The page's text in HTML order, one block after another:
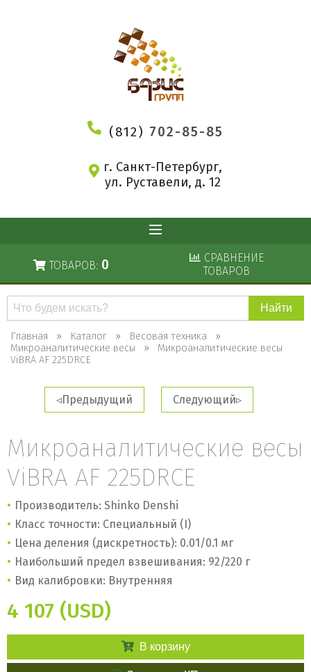
(812) 702-85-85
г. Санкт-Петербург,
ул. Руставели, д. 12
ТОВАРОВ: 0
СРАВНЕНИЕ
ТОВАРОВ
Поиск
каталогу
Главная Каталог
Весовая техника
Микроаналитические весы
Микроаналитические весы
ViBRA AF 225DRCE
Предыдущий Следующий
Микроаналитические весы
ViBRA AF 225DRCE
Производитель: Shinko Denshi
Класс точности: Специальный (I)
Цена деления (дискретность): 0.01/0.1 мг
Наибольший предел взвешивания: 92/220 г
Вид калибровки: Внутренняя
4 107 (USD)
В корзину